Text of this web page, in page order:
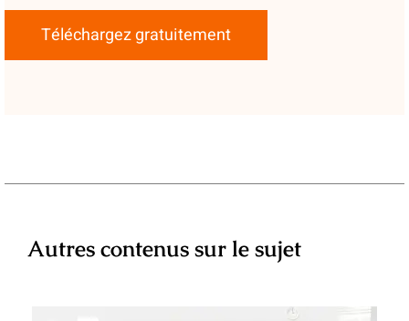
Téléchargez gratuitement
Autres contenus sur le sujet